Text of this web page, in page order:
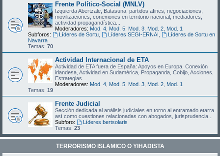
Frente Político-Social (MNLV)
Izquierda Abertzale, Batasuna, partidos afines, negociaciones,
movilizaciones, conexiones en territorio nacional, mediadores,
actividad propagandística...
Moderadores: Mod. 4 Mod. 5 Mod. 3 Mod. 2 Mod. 1
Subforos:
Líderes de Sortu, Líderes SEGI-ERNAI
Líderes de Sortu en
Navarra
Temas: 70
Actividad Internacional de ETA
Actividad de ETA fuera de España: Apoyos en Europa, Conexión
irlandesa, Actividad en Sudamérica, Propaganda, Cobijo, Acciones,
Estrategias...
Moderadores: Mod. 4 Mod. 5 Mod. 3 Mod. 2 Mod. 1
Temas: 19
Frente Judicial
Sección dedicada al análisis judiciales en torno al entramado etarra
así como cuestiones relacionadas con abogados, jurisprudencia...
Subforo:
Líderes bertsolaris
Temas: 23
TERRORISMO ISLAMICO O YIHADISTA